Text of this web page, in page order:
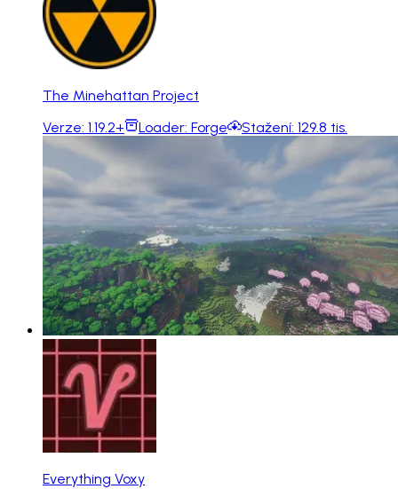
The Minehattan Project
Verze: 1.19.2+ Loader: Forge Stažení: 129.8 tis.
Everything Voxy